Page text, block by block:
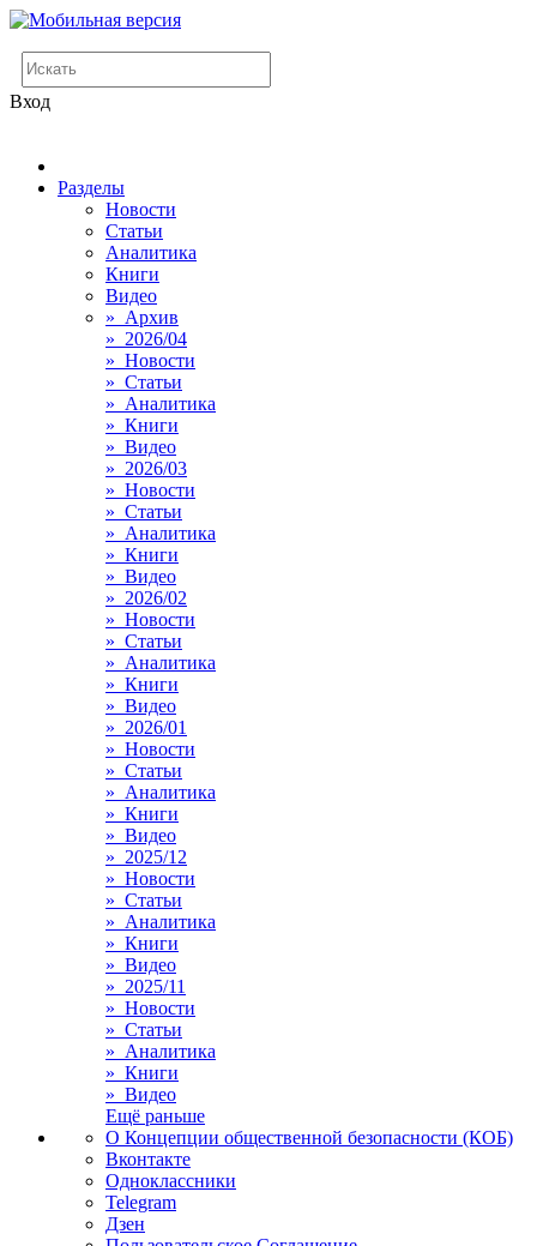
Вход
Разделы
Новости
Статьи
Аналитика
Книги
Видео
» Архив
» 2026/04
» Новости
» Статьи
» Аналитика
» Книги
» Видео
» 2026/03
» Новости
» Статьи
» Аналитика
» Книги
» Видео
» 2026/02
» Новости
» Статьи
» Аналитика
» Книги
» Видео
» 2026/01
» Новости
» Статьи
» Аналитика
» Книги
» Видео
» 2025/12
» Новости
» Статьи
» Аналитика
» Книги
» Видео
» 2025/11
» Новости
» Статьи
» Аналитика
» Книги
» Видео
Ещё раньше
О Концепции общественной безопасности (КОБ)
Вконтакте
Одноклассники
Telegram
Дзен